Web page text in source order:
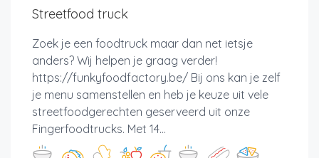
Streetfood truck
Zoek je een foodtruck maar dan net ietsje
anders? Wij helpen je graag verder!
https://funkyfoodfactory.be/ Bij ons kan je zelf
je menu samenstellen en heb je keuze uit vele
streetfoodgerechten geserveerd uit onze
Fingerfoodtrucks. Met 14...